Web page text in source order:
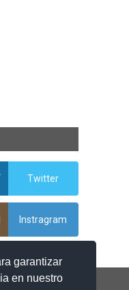
garantizar
en nuestro
Twitter
Instragram